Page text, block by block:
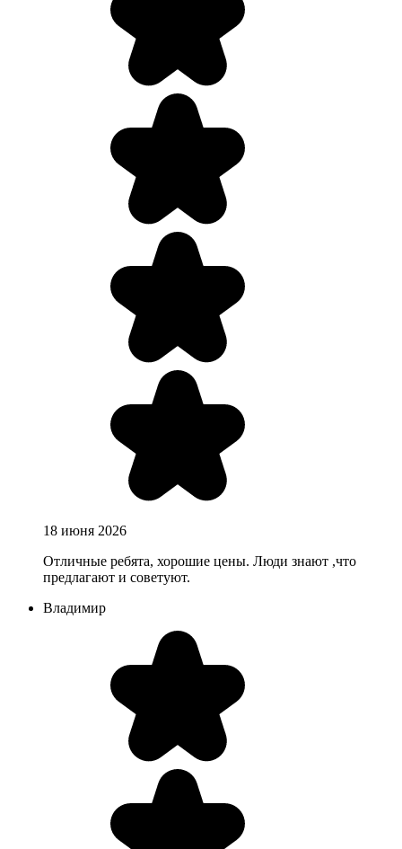
18 июня 2026
Отличные ребята, хорошие цены. Люди знают ,что
предлагают и советуют.
Владимир